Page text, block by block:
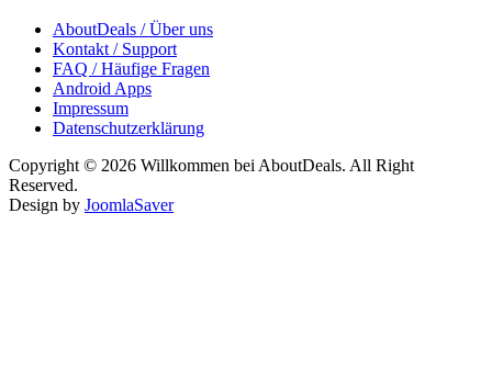
AboutDeals / Über uns
Kontakt / Support
FAQ / Häufige Fragen
Android Apps
Impressum
Datenschutzerklärung
Copyright © 2026 Willkommen bei AboutDeals. All Right
Reserved.
Design by JoomlaSaver